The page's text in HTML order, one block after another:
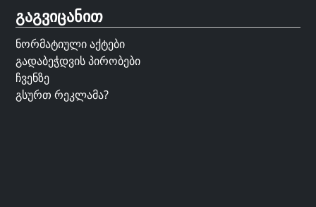
გაგვიცანით
ნორმატიული აქტები
გადაბეჭდვის პირობები
ჩვენზე
გსურთ რეკლამა?